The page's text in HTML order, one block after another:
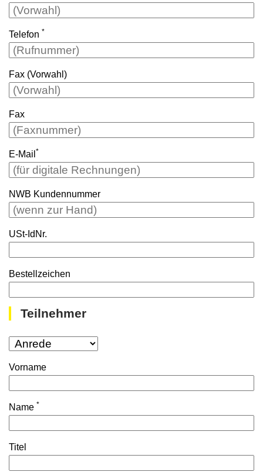
Telefon *
Fax (Vorwahl)
Fax
E-Mail *
NWB Kundennummer
USt-IdNr.
Bestellzeichen
Teilnehmer
Vorname
Name *
Titel